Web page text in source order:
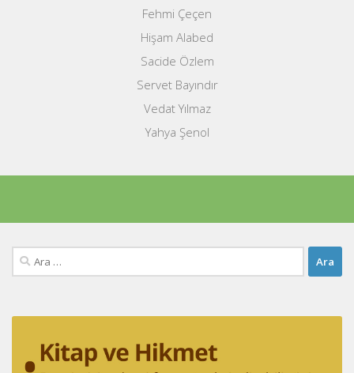
Fehmi Çeçen
Hişam Alabed
Sacide Özlem
Servet Bayındır
Vedat Yılmaz
Yahya Şenol
Arama: